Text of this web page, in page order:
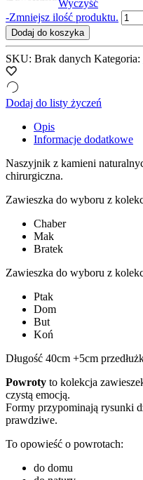
do
190,00 zł
Wyczyść
-Zmniejsz ilość produktu. ilość
Dodaj do koszyka
SKU: Brak danych Kategoria:
Dodaj do listy życzeń
Opis
Informacje dodatkowe
Naszyjnik z kamieni
chirurgiczna.
Zawieszka do wyboru z
Chaber
Mak
Bratek
Zawieszka do wyboru z
Ptak
Dom
But
Koń
Długość 40cm +5cm
Powroty to kolekcja
czystą emocją.
Formy przypominają rysunki
prawdziwe.
To opowieść o powrotach:
do domu